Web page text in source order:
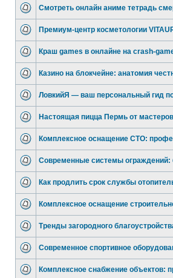
Смотреть онлайн аниме тетрадь
Премиум-центр косметологии
Краш games в онлайне на crash-
Казино на блокчейне: анатомия
ЛовкийЯ — ваш персональный гид
Настоящая пицца Пермь от
Комплексное оснащение СТО:
Современные системы ограждений:
Как продлить срок службы
Комплексное оснащение
Тренды загородного
Современное спортивное
Комплексное снабжение объектов: